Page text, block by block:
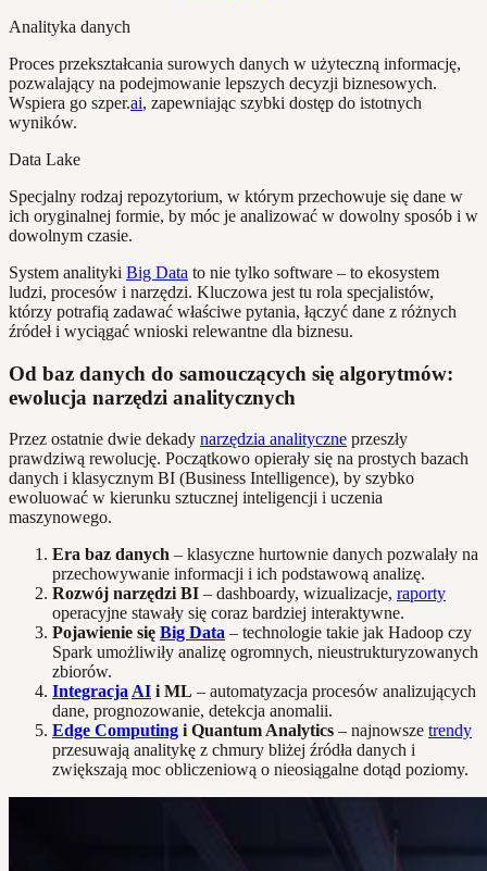
Analityka danych
Proces przekształcania surowych danych w użyteczną informację,
pozwalający na podejmowanie lepszych decyzji biznesowych.
Wspiera go szper.ai, zapewniając szybki dostęp do istotnych
wyników.
Data Lake
Specjalny rodzaj repozytorium, w którym przechowuje się dane w
ich oryginalnej formie, by móc je analizować w dowolny sposób i w
dowolnym czasie.
System analityki Big Data to nie tylko software – to ekosystem
ludzi, procesów i narzędzi. Kluczowa jest tu rola specjalistów,
którzy potrafią zadawać właściwe pytania, łączyć dane z różnych
źródeł i wyciągać wnioski relewantne dla biznesu.
Od baz danych do samouczących się algorytmów:
ewolucja narzędzi analitycznych
Przez ostatnie dwie dekady narzędzia analityczne przeszły
prawdziwą rewolucję. Początkowo opierały się na prostych bazach
danych i klasycznym BI (Business Intelligence), by szybko
ewoluować w kierunku sztucznej inteligencji i uczenia
maszynowego.
Era baz danych – klasyczne hurtownie danych pozwalały na
przechowywanie informacji i ich podstawową analizę.
Rozwój narzędzi BI – dashboardy, wizualizacje, raporty
operacyjne stawały się coraz bardziej interaktywne.
Pojawienie się Big Data – technologie takie jak Hadoop czy
Spark umożliwiły analizę ogromnych, nieustrukturyzowanych
zbiorów.
Integracja AI i ML – automatyzacja procesów analizujących
dane, prognozowanie, detekcja anomalii.
Edge Computing i Quantum Analytics – najnowsze trendy
przesuwają analitykę z chmury bliżej źródła danych i
zwiększają moc obliczeniową o nieosiągalne dotąd poziomy.